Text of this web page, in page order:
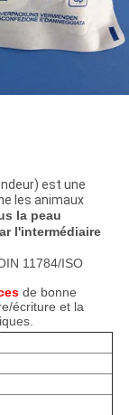
est une
les animaux
la peau
l'intermédiaire
11784/ISO
de bonne
écriture et la